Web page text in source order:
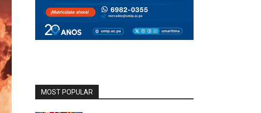
MOST POPULAR